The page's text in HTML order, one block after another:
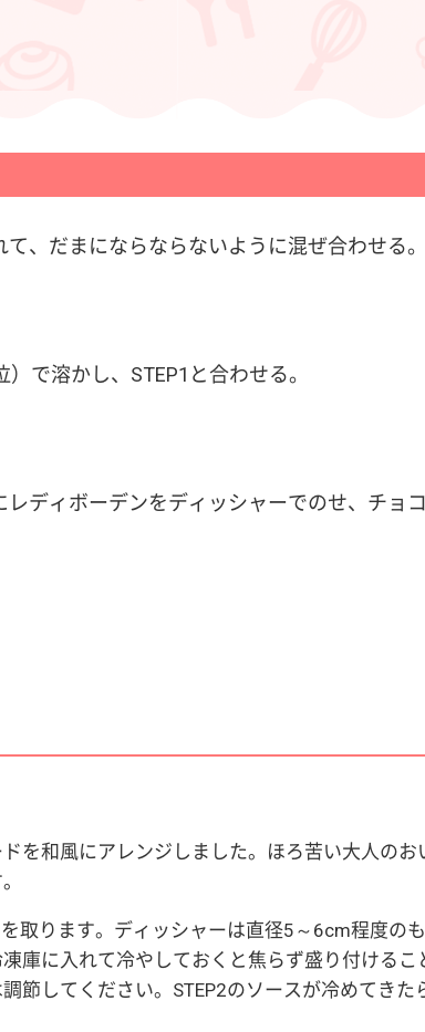
、だまにならならないように混ぜ合わせる
で溶かし、STEP1と合わせる。
ディボーデンをディッシャーでのせ、チョ
を和風にアレンジしました。ほろ苦い大人の
取ります。ディッシャーは直径5～6cm程度の
庫に入れて冷やしておくと焦らず盛り付ける
節してください。STEP2のソースが冷めてき